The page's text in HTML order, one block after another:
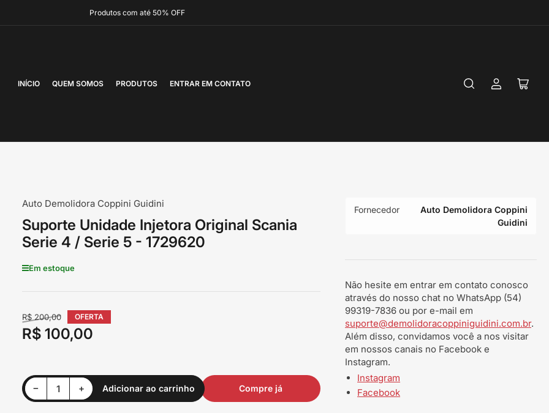
Produtos com até 50% OFF
INÍCIO QUEM SOMOS PRODUTOS ENTRAR EM CONTATO Login Abrir
Auto Demolidora Coppini Guidini
Suporte Unidade Injetora Original Scania
Serie 4 / Serie 5 - 1729620
Em estoque
Preço
normal
R$ 200,00 OFERTA
Preço
R$ 100,00
−Diminuir quantidade para Suporte Unidade Injetora Original Scania Serie 4 / Serie 5 - 1729620
Quantidade +Aumentar quantidade para Suporte Unidade Injetora Original Scania Serie 4 / Serie 5 - 1729620Adicionar ao carrinho Compre já
Fornecedor
Auto Demolidora Coppini
Guidini
Não hesite em entrar em contato conosco
através do nosso chat no WhatsApp (54)
99319-7836 ou por e-mail em
suporte@demolidoracoppiniguidini.com.br.
Além disso, convidamos você a nos visitar
em nossos canais no Facebook e
Instagram.
Instagram
Facebook